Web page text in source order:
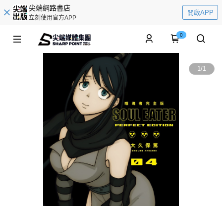
尖端網路書店
立刻使用官方APP
開啟APP
0
1/1